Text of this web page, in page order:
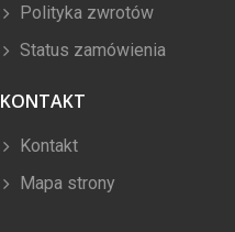
Polityka zwrotów
Status zamówienia
KONTAKT
Kontakt
Mapa strony